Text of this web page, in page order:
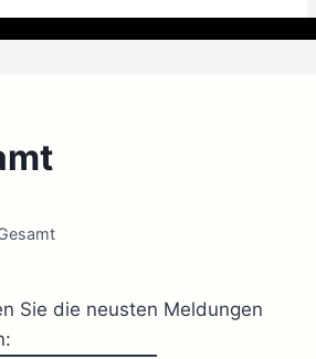
Sie die neusten Meldungen